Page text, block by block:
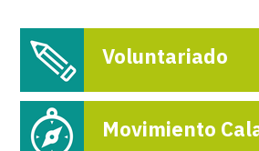
Voluntariado
Movimiento